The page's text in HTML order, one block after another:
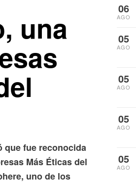
una
que fue reconocida
Más Éticas del
uno de los
06
AGO
05
AGO
05
AGO
05
AGO
05
AGO